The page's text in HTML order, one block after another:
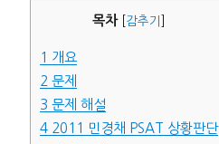
목차 감추기
1 개요
2 문제
3 문제 해설
42011 민경채 PSAT 상황판단